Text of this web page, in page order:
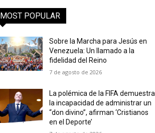
MOST POPULAR
Sobre la Marcha para Jesús en
Venezuela: Un llamado a la
fidelidad del Reino
7 de agosto de 2026
La polémica de la FIFA demuestra
la incapacidad de administrar un
“don divino”, afirman ‘Cristianos
en el Deporte’